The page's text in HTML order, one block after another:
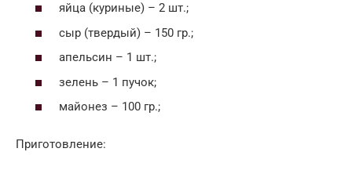
яйца (куриные) – 2 шт.;
сыр (твердый) – 150 гр.;
апельсин – 1 шт.;
зелень – 1 пучок;
майонез – 100 гр.;
Приготовление: